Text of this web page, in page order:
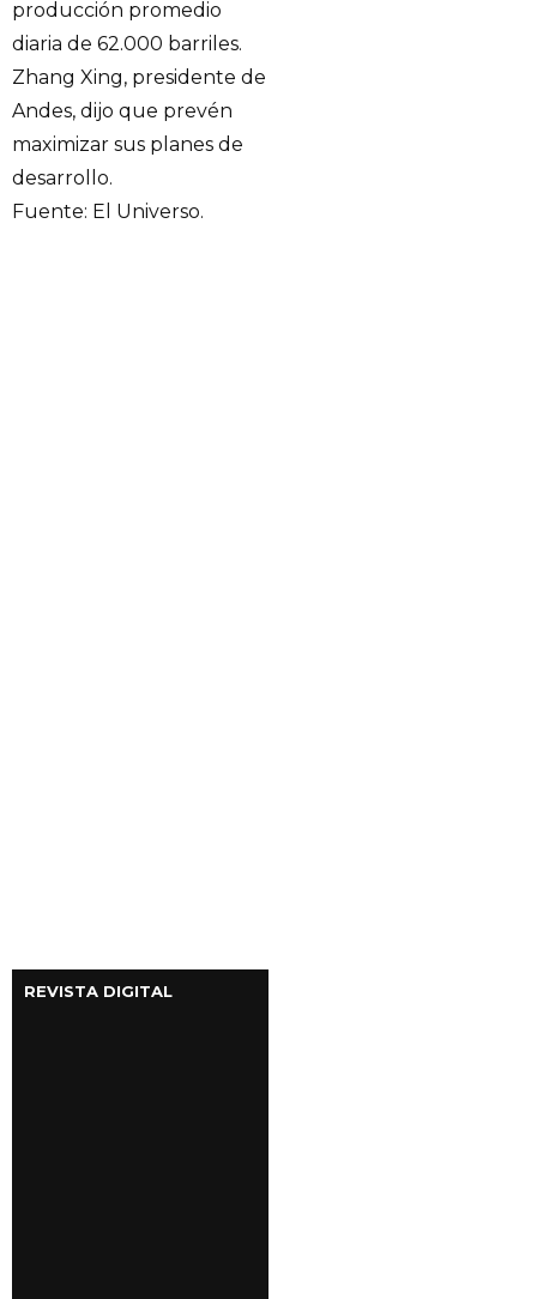
producción promedio
diaria de 62.000 barriles.
Zhang Xing, presidente de
Andes, dijo que prevén
maximizar sus planes de
desarrollo.
Fuente: El Universo.
REVISTA DIGITAL